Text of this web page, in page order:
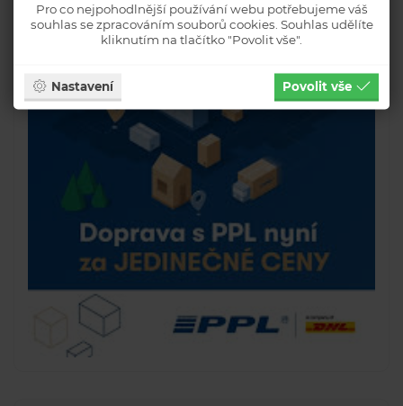
Pro co nejpohodlnější používání webu potřebujeme váš
souhlas se zpracováním souborů cookies. Souhlas udělíte
kliknutím na tlačítko "Povolit vše".
Nastavení Povolit vše